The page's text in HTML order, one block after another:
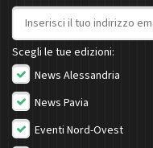
Indirizzo email
Scegli le tue edizioni:
News Alessandria
News Pavia
Eventi Nord-Ovest